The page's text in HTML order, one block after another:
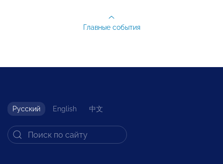
Главные события
Русский English 中文